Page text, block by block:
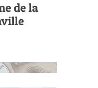
de la